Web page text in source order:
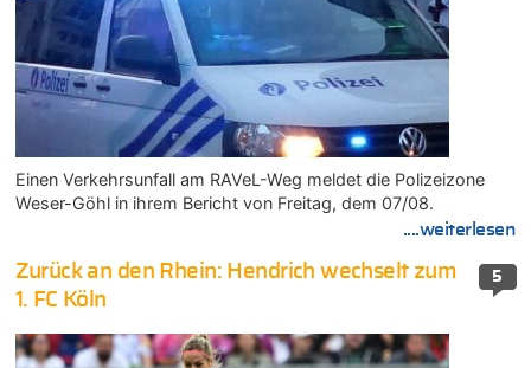
Einen Verkehrsunfall am RAVeL-Weg meldet die Polizeizone
Weser-Göhl in ihrem Bericht von Freitag, dem 07/08.
....weiterlesen
5
Zurück an den Rhein: Hendrich wechselt zum
1. FC Köln